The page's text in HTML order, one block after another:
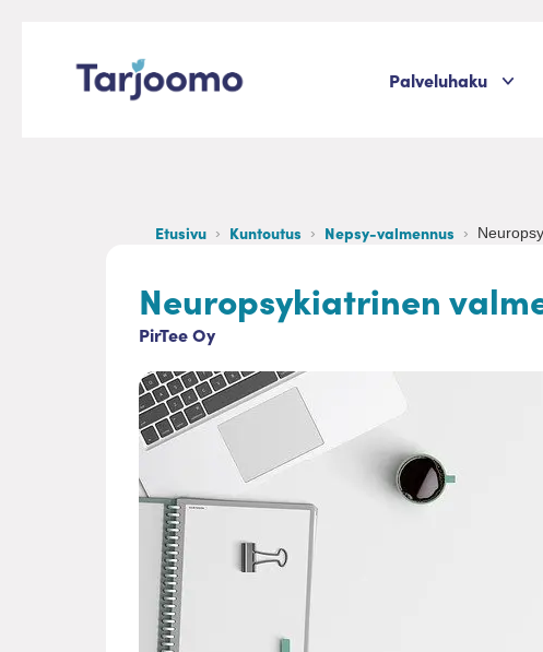
Palveluhaku
Etusivu Kuntoutus Nepsy-valmennus
Neuropsykiatrinen
PirTee Oy